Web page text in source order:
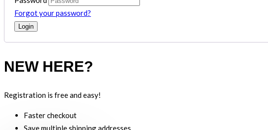
Forgot your password?
NEW HERE?
Registration is free and easy!
Faster checkout
Save multiple shipping addresses